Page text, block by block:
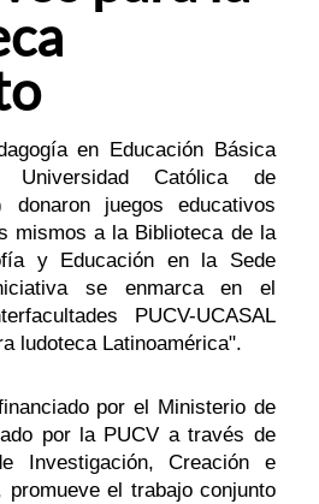
en Educación Básica
Católica de
donaron juegos educativos
mismos a la Biblioteca de la
y Educación en la Sede
se enmarca en el
PUCV-UCASAL
ludoteca Latinoamérica".
por el Ministerio de
por la PUCV a través de
Investigación, Creación e
promueve el trabajo conjunto